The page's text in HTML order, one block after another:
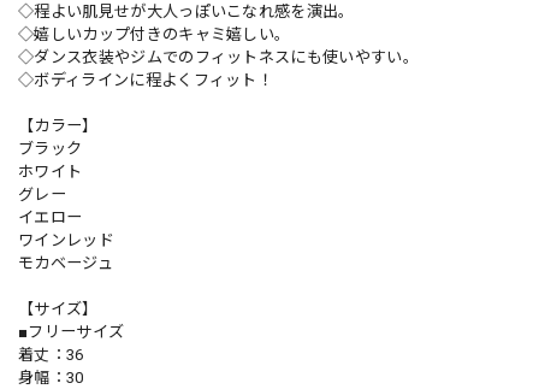
◇程よい肌見せが大人っぽいこなれ感を演出。
◇嬉しいカップ付きのキャミ嬉しい。
◇ダンス衣装やジムでのフィットネスにも使いやすい。
◇ボディラインに程よくフィット！
【カラー】
ブラック
ホワイト
グレー
イエロー
ワインレッド
モカベージュ
【サイズ】
■フリーサイズ
着丈：36
身幅：30